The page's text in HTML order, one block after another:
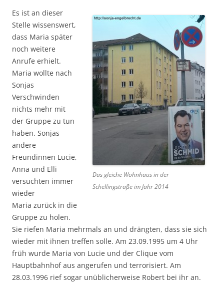
Das gleiche Wohnhaus in der
Schellingstraße im Jahr 2014
Es ist an dieser
Stelle wissenswert,
dass Maria später
noch weitere
Anrufe erhielt.
Maria wollte nach
Sonjas
Verschwinden
nichts mehr mit
der Gruppe zu tun
haben. Sonjas
andere
Freundinnen Lucie,
Anna und Elli
versuchten immer
wieder
Maria zurück in die
Gruppe zu holen.
Sie riefen Maria mehrmals an und drängten, dass sie sich
wieder mit ihnen treffen solle. Am 23.09.1995 um 4 Uhr
früh wurde Maria von Lucie und der Clique vom
Hauptbahnhof aus angerufen und terrorisiert. Am
28.03.1996 rief sogar unüblicherweise Robert bei ihr an.